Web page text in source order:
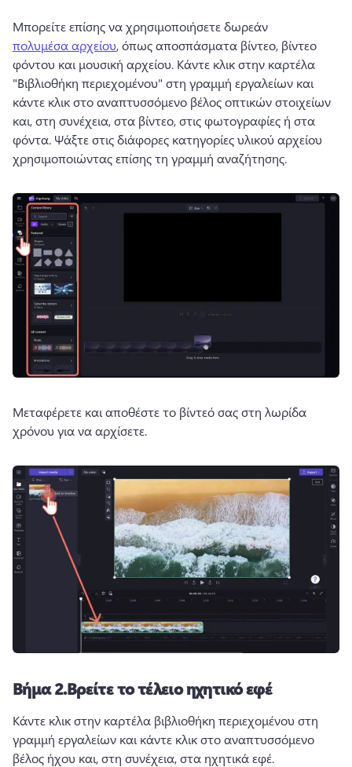
Μπορείτε επίσης να χρησιμοποιήσετε δωρεάν
πολυμέσα αρχείου, όπως αποσπάσματα βίντεο, βίντεο
φόντου και μουσική αρχείου. Κάντε κλικ στην καρτέλα
"Βιβλιοθήκη περιεχομένου" στη γραμμή εργαλείων και
κάντε κλικ στο αναπτυσσόμενο βέλος οπτικών στοιχείων
και, στη συνέχεια, στα βίντεο, στις φωτογραφίες ή στα
φόντα. Ψάξτε στις διάφορες κατηγορίες υλικού αρχείου
χρησιμοποιώντας επίσης τη γραμμή αναζήτησης.
Μεταφέρετε και αποθέστε το βίντεό σας στη λωρίδα
χρόνου για να αρχίσετε.
Βήμα 2.Βρείτε το τέλειο ηχητικό εφέ
Κάντε κλικ στην καρτέλα βιβλιοθήκη περιεχομένου στη
γραμμή εργαλείων και κάντε κλικ στο αναπτυσσόμενο
βέλος ήχου και, στη συνέχεια, στα ηχητικά εφέ.